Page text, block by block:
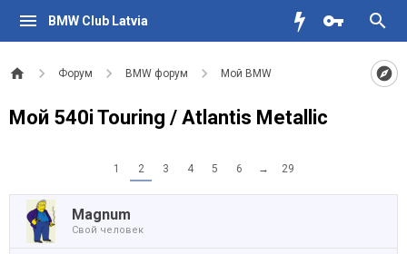
BMW Club Latvia
Форум BMW форум Мой BMW
Мой 540i Touring / Atlantis Metallic
1 2 3 4 5 6 → 29
Magnum
Свой человек